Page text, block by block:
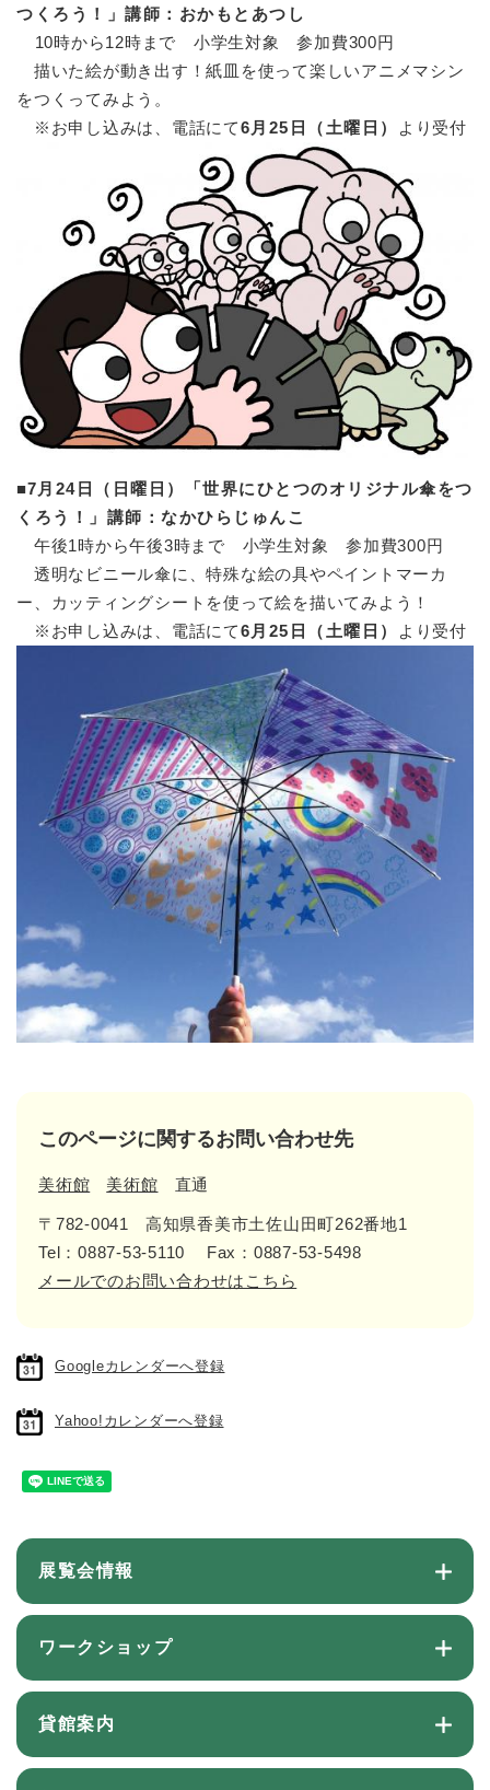
つくろう！」講師：おかもとあつし
10時から12時まで 小学生対象 参加費300円
描いた絵が動き出す！紙皿を使って楽しいアニメマシン
をつくってみよう。
※お申し込みは、電話にて6月25日（土曜日） より受付
■7月24日（日曜日）「世界にひとつのオリジナル傘をつ
くろう！」講師：なかひらじゅんこ
午後1時から午後3時まで 小学生対象 参加費300円
透明なビニール傘に、特殊な絵の具やペイントマーカ
ー、カッティングシートを使って絵を描いてみよう！
※お申し込みは、電話にて6月25日（土曜日） より受付
このページに関するお問い合わせ先
美術館 美術館 直通
〒782-0041
高知県香美市土佐山田町262番地1
Tel：0887-53-5110
Fax：0887-53-5498
メールでのお問い合わせはこちら
Googleカレンダーへ登録
Yahoo!カレンダーへ登録
展覧会情報
ワークショップ
貸館案内